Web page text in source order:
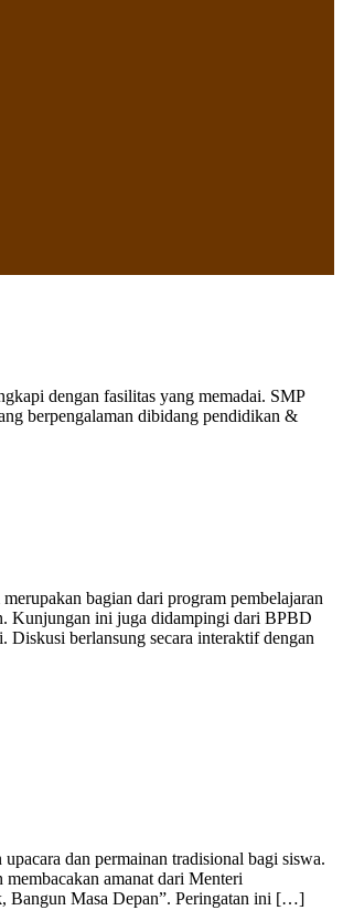
dengan fasilitas yang memadai. SMP
berpengalaman dibidang pendidikan &
bagian dari program pembelajaran
Kunjungan ini juga didampingi dari BPBD
Diskusi berlansung secara interaktif dengan
dan permainan tradisional bagi siswa.
amanat dari Menteri
Bangun Masa Depan”. Peringatan ini […]